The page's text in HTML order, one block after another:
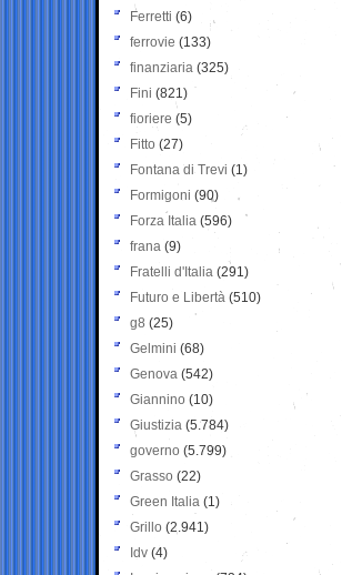
Ferretti (6)
ferrovie (133)
finanziaria (325)
Fini (821)
fioriere (5)
Fitto (27)
Fontana di Trevi (1)
Formigoni (90)
Forza Italia (596)
frana (9)
Fratelli d'Italia (291)
Futuro e Libertà (510)
g8 (25)
Gelmini (68)
Genova (542)
Giannino (10)
Giustizia (5.784)
governo (5.799)
Grasso (22)
Green Italia (1)
Grillo (2.941)
Idv (4)